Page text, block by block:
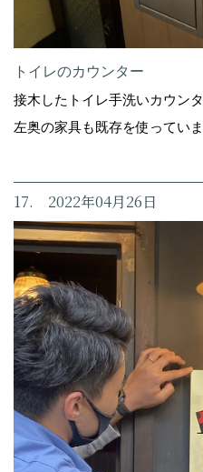
トイレのカウンター
接木したトイレ手洗いカウンタ
左奥の家具も既存を使っていま
17. 2022年04月26日